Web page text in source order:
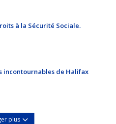
à la Sécurité Sociale.
incontournables de Halifax
plus